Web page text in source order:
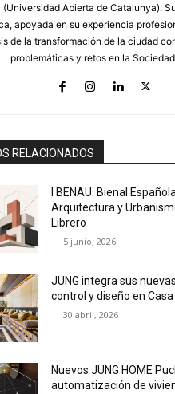
(Universidad Abierta de Catalunya).
apoyada en su experiencia
de la transformación de la ciudad
problemáticas y retos en la
RELACIONADOS
I BENAU. Bienal
Arquitectura y
Librero
5 junio, 2026
JUNG integra sus
control y diseño en
30 abril, 2026
Nuevos JUNG HOME
automatización de